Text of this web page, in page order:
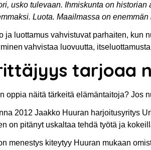
usko tulevaan. Ihmiskunta on
Luota. Maailmassa on
ja luottamus vahvistuvat parhaiten, kun
vahvistaa luovuutta,
tarjoaa
oppia näitä tärkeitä elämäntaitoja? Jos
2012 Jaakko Huuran harjoitusyritys
on pitänyt uskaltaa tehdä työtä ja
menestys kiteytyy Huuran mukaan